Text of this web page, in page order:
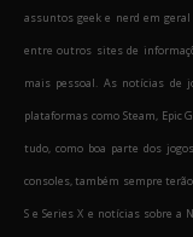
assuntos geek e nerd em geral
entre outros sites de
mais pessoal. As notícias de
plataformas como Steam, Epic
tudo, como boa parte dos
consoles, também sempre
S e Series X e notícias sobre